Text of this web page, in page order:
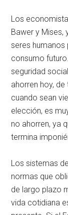
Los
Bawer y Mises,
seres
consumo
seguridad
ahorren hoy,
cuando sean
elección, es
no ahorren, ya
termina
Los sistemas
normas que
de largo plazo
vida cotidiana